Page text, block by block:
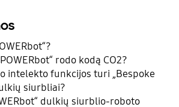
rodo kodą CO2?
intelekto funkcijos turi „Bespoke
siurbliai?
dulkių siurblio-roboto